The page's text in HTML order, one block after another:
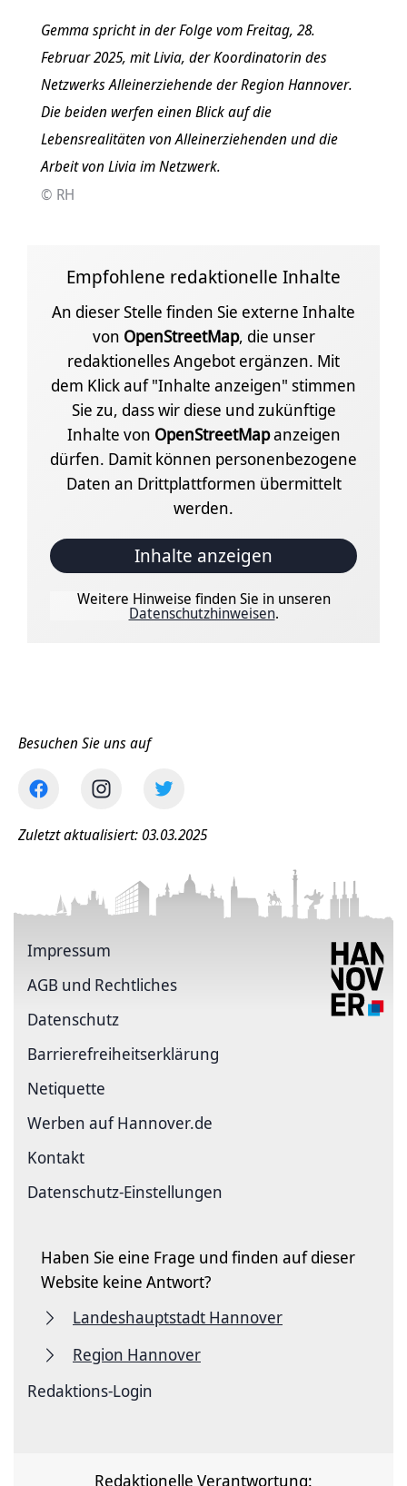
Gemma spricht in der Folge vom Freitag, 28.
Februar 2025, mit Livia, der Koordinatorin des
Netzwerks Alleinerziehende der Region Hannover.
Die beiden werfen einen Blick auf die
Lebensrealitäten von Alleinerziehenden und die
Arbeit von Livia im Netzwerk.
© RH
Empfohlene redaktionelle Inhalte
An dieser Stelle finden Sie externe Inhalte
von OpenStreetMap, die unser
redaktionelles Angebot ergänzen. Mit
dem Klick auf "Inhalte anzeigen" stimmen
Sie zu, dass wir diese und zukünftige
Inhalte von OpenStreetMapanzeigen
dürfen. Damit können personenbezogene
Daten an Drittplattformen übermittelt
werden.
Inhalte anzeigen
Weitere Hinweise finden Sie in unseren
Datenschutzhinweisen.
Besuchen Sie uns auf
Zuletzt aktualisiert: 03.03.2025
Impressum
AGB und Rechtliches
Datenschutz
Barriere­freiheits­erklärung
Netiquette
Werben auf Hannover.de
Kontakt
Datenschutz-Einstellungen
Haben Sie eine Frage und finden auf dieser
Website keine Antwort?
Landeshauptstadt Hannover
Region Hannover
Redaktions-Login
Redaktionelle Verantwortung: